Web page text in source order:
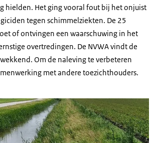
hielden. Het ging vooral fout bij het onjuist
tegen schimmelziekten. De 25
of ontvingen een waarschuwing in het
overtredingen. De NVWA vindt de
Om de naleving te verbeteren
met andere toezichthouders.
langs een teeltveld